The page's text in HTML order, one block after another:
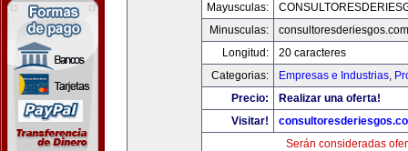
Mayusculas:
Minusculas:
consultoresderiesgos.com
Longitud:
20 caracteres
Categorias:
Empresas e Industrias,
Precio:
Realizar una oferta!
Visitar!
Serán consideradas